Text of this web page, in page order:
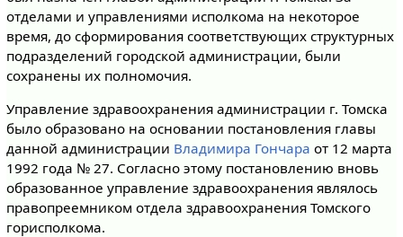
отделами и управлениями исполкома на некоторое
время, до сформирования соответствующих структурных
подразделений городской администрации, были
сохранены их полномочия.
Управление здравоохранения администрации г. Томска
было образовано на основании постановления главы
данной администрации Владимира Гончара от 12 марта
1992 года № 27. Согласно этому постановлению вновь
образованное управление здравоохранения являлось
правопреемником отдела здравоохранения Томского
горисполкома.